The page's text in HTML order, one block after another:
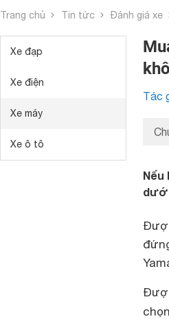
Trang chủ Tin tức Đánh giá xe
Xe đạp
Xe điện
Xe máy
Xe ô tô
Tác
Nếu